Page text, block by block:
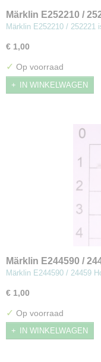
Märklin E252210 /
Märklin E252210 /
€ 1,00
✓ Op voorraad
IN WINKELWAGEN
Märklin E244590 /
Märklin E244590 / 24459
€ 1,00
✓ Op voorraad
IN WINKELWAGEN